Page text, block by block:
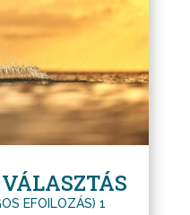
EFOILOZÁS) 1